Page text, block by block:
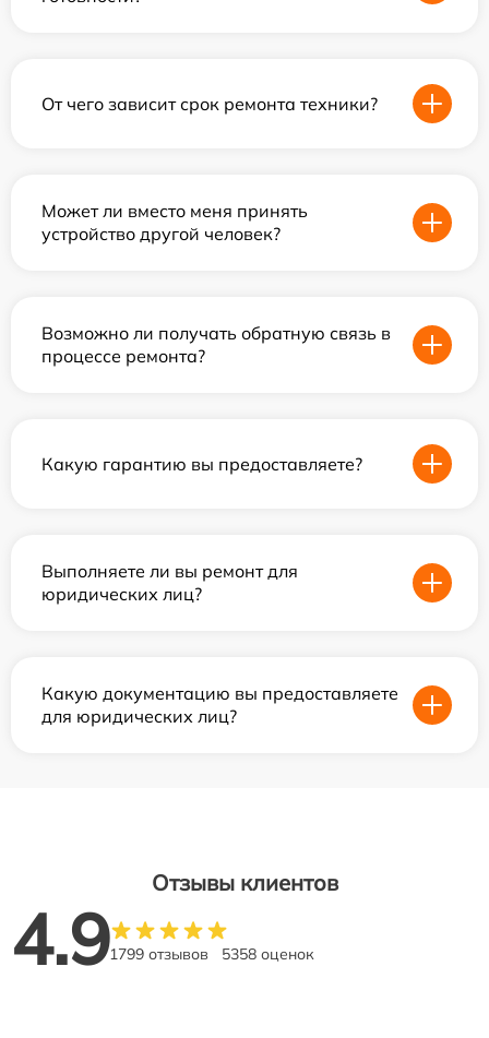
От чего зависит срок ремонта техники?
Может ли вместо меня принять
устройство другой человек?
Возможно ли получать обратную связь в
процессе ремонта?
Какую гарантию вы предоставляете?
Выполняете ли вы ремонт для
юридических лиц?
Какую документацию вы предоставляете
для юридических лиц?
Отзывы клиентов
4.91799 отзывов 5358 оценок